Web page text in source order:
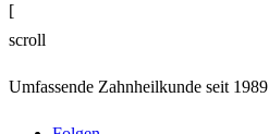
[
scroll
Umfassende Zahnheilkunde seit 1989